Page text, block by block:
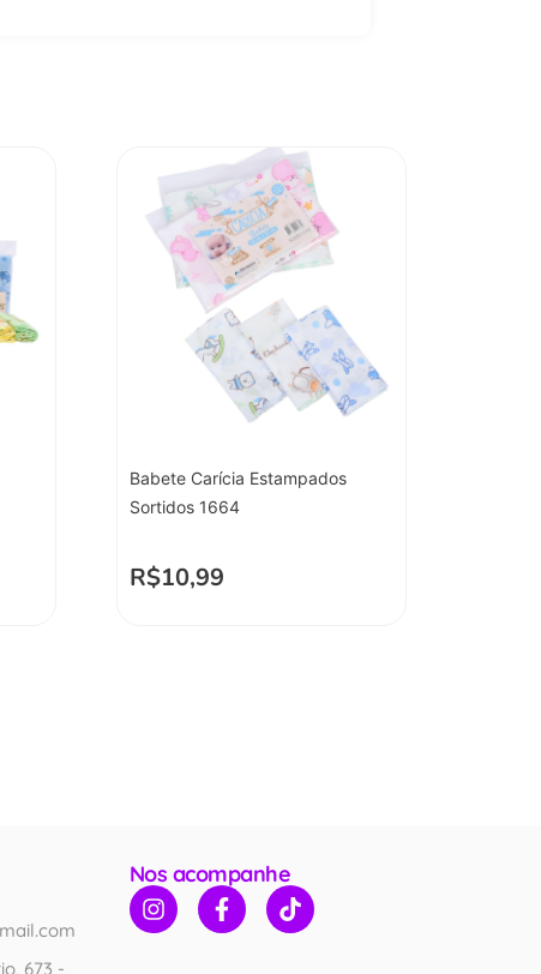
Babete Carícia Estampados
Sortidos 1664
R$10,99
673 -
Nos acompanhe